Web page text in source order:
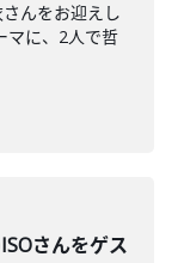
んをお迎えし
マに、2人で哲
さんをゲス